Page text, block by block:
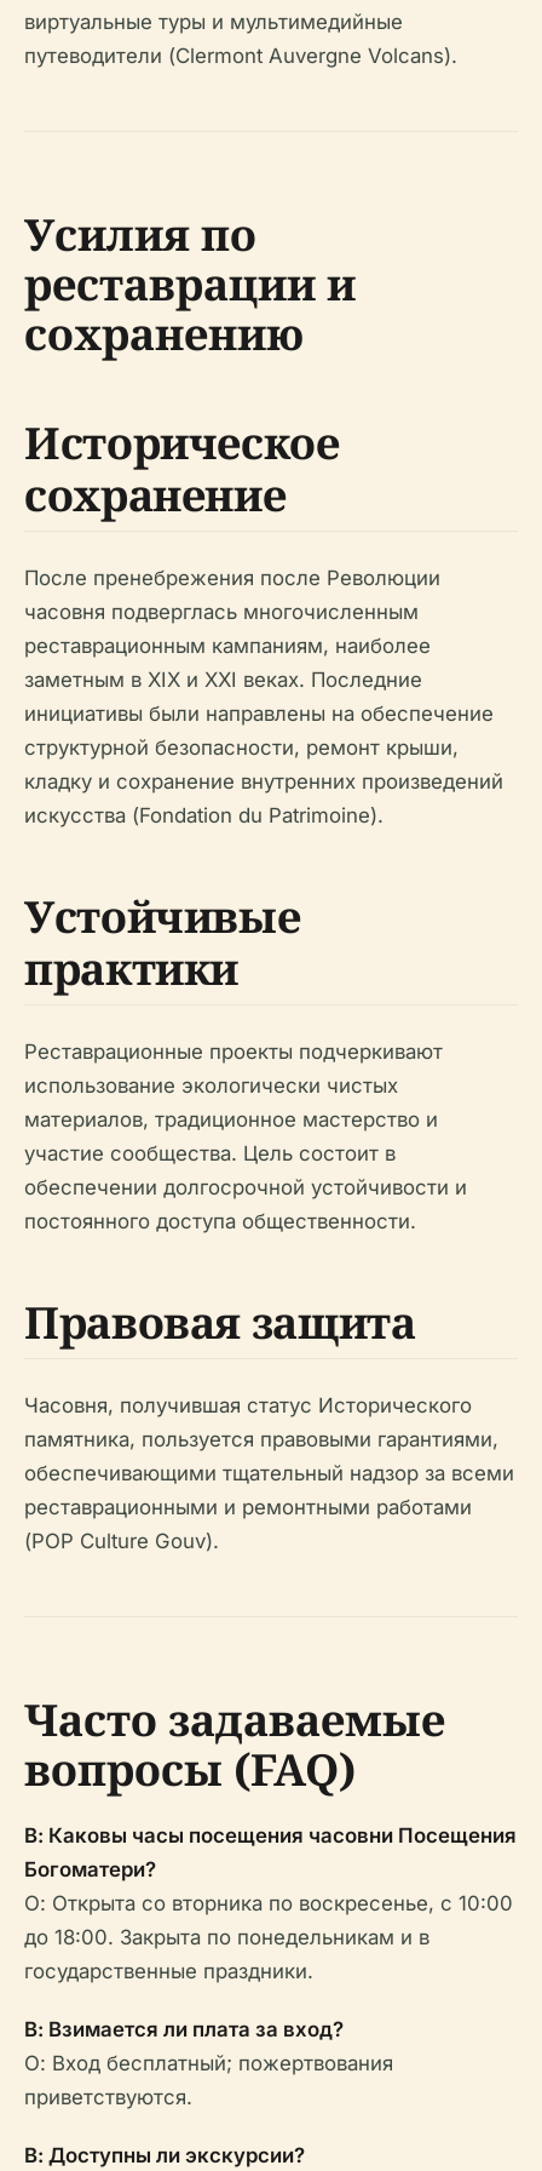
виртуальные туры и мультимедийные
путеводители (Clermont Auvergne Volcans).
Усилия по
реставрации и
сохранению
Историческое
сохранение
После пренебрежения после Революции
часовня подверглась многочисленным
реставрационным кампаниям, наиболее
заметным в XIX и XXI веках. Последние
инициативы были направлены на обеспечение
структурной безопасности, ремонт крыши,
кладку и сохранение внутренних произведений
искусства (Fondation du Patrimoine).
Устойчивые
практики
Реставрационные проекты подчеркивают
использование экологически чистых
материалов, традиционное мастерство и
участие сообщества. Цель состоит в
обеспечении долгосрочной устойчивости и
постоянного доступа общественности.
Правовая защита
Часовня, получившая статус Исторического
памятника, пользуется правовыми гарантиями,
обеспечивающими тщательный надзор за всеми
реставрационными и ремонтными работами
(POP Culture Gouv).
Часто задаваемые
вопросы (FAQ)
В: Каковы часы посещения часовни Посещения
Богоматери?
О: Открыта со вторника по воскресенье, с 10:00
до 18:00. Закрыта по понедельникам и в
государственные праздники.
В: Взимается ли плата за вход?
О: Вход бесплатный; пожертвования
приветствуются.
В: Доступны ли экскурсии?